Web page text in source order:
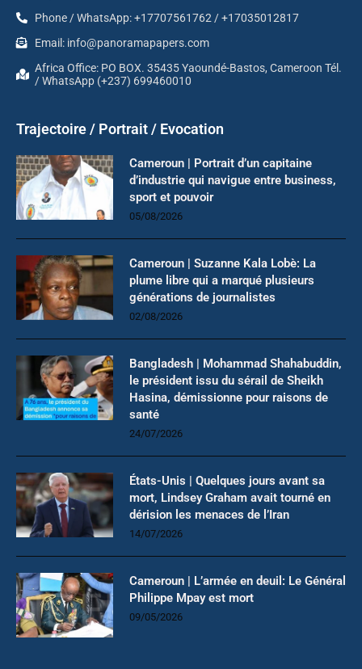
Phone / WhatsApp: +17707561762 / +17035012817
Email: info@panoramapapers.com
Africa Office: PO BOX. 35435 Yaoundé-Bastos, Cameroon Tél.
/ WhatsApp (+237) 699460010
Trajectoire / Portrait / Evocation
Cameroun | Portrait d’un capitaine
d’industrie qui navigue entre business,
sport et pouvoir
05/08/2026
Cameroun | Suzanne Kala Lobè: La
plume libre qui a marqué plusieurs
générations de journalistes
02/08/2026
Bangladesh | Mohammad Shahabuddin,
le président issu du sérail de Sheikh
Hasina, démissionne pour raisons de
santé
24/07/2026
États-Unis | Quelques jours avant sa
mort, Lindsey Graham avait tourné en
dérision les menaces de l’Iran
14/07/2026
Cameroun | L’armée en deuil: Le Général
Philippe Mpay est mort
09/05/2026